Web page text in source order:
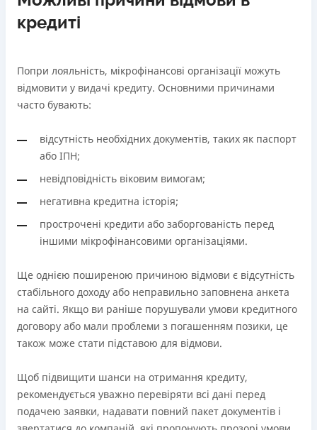
кредиті
Попри лояльність, мікрофінансові організації можуть
відмовити у видачі кредиту. Основними причинами
часто бувають:
відсутність необхідних документів, таких як паспорт
або ІПН;
невідповідність віковим вимогам;
негативна кредитна історія;
прострочені кредити або заборгованість перед
іншими мікрофінансовими організаціями.
Ще однією поширеною причиною відмови є відсутність
стабільного доходу або неправильно заповнена анкета
на сайті. Якщо ви раніше порушували умови кредитного
договору або мали проблеми з погашенням позики, це
також може стати підставою для відмови.
Щоб підвищити шанси на отримання кредиту,
рекомендується уважно перевіряти всі дані перед
подачею заявки, надавати повний пакет документів і